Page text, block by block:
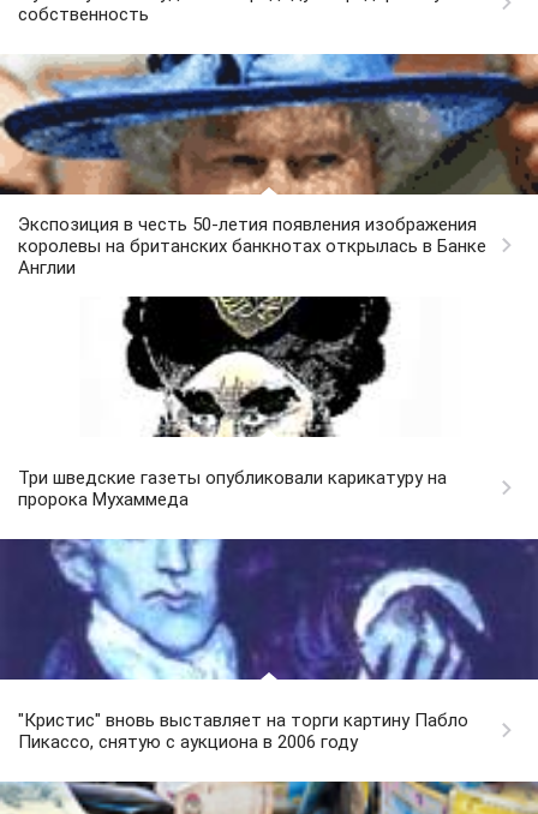
собственность
Экспозиция в честь 50-летия появления изображения
королевы на британских банкнотах открылась в Банке
Англии
Три шведские газеты опубликовали карикатуру на
пророка Мухаммеда
"Кристис" вновь выставляет на торги картину Пабло
Пикассо, снятую с аукциона в 2006 году